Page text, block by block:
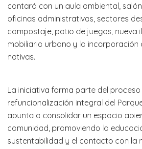
contará con un aula ambiental,
oficinas administrativas, sectores
compostaje, patio de juegos, nueva
mobiliario urbano y la incorporación
nativas.
La iniciativa forma parte del
refuncionalización integral del
apunta a consolidar un espacio
comunidad, promoviendo la
sustentabilidad y el contacto con la